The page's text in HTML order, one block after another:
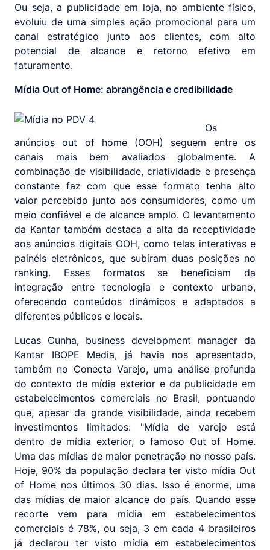
Ou seja, a publicidade em loja, no ambiente físico,
evoluiu de uma simples ação promocional para um
canal estratégico junto aos clientes, com alto
potencial de alcance e retorno efetivo em
faturamento.
Mídia Out of Home: abrangência e credibilidade
Os
anúncios out of home (OOH) seguem entre os
canais mais bem avaliados globalmente. A
combinação de visibilidade, criatividade e presença
constante faz com que esse formato tenha alto
valor percebido junto aos consumidores, como um
meio confiável e de alcance amplo. O levantamento
da Kantar também destaca a alta da receptividade
aos anúncios digitais OOH, como telas interativas e
painéis eletrônicos, que subiram duas posições no
ranking. Esses formatos se beneficiam da
integração entre tecnologia e contexto urbano,
oferecendo conteúdos dinâmicos e adaptados a
diferentes públicos e locais.
Lucas Cunha, business development manager da
Kantar IBOPE Media, já havia nos apresentado,
também no Conecta Varejo, uma análise profunda
do contexto de mídia exterior e da publicidade em
estabelecimentos comerciais no Brasil, pontuando
que, apesar da grande visibilidade, ainda recebem
investimentos limitados: "Mídia de varejo está
dentro de mídia exterior, o famoso Out of Home.
Uma das mídias de maior penetração no nosso país.
Hoje, 90% da população declara ter visto mídia Out
of Home nos últimos 30 dias. Isso é enorme, uma
das mídias de maior alcance do país. Quando esse
recorte vem para mídia em estabelecimentos
comerciais é 78%, ou seja, 3 em cada 4 brasileiros
já declarou ter visto mídia em estabelecimentos